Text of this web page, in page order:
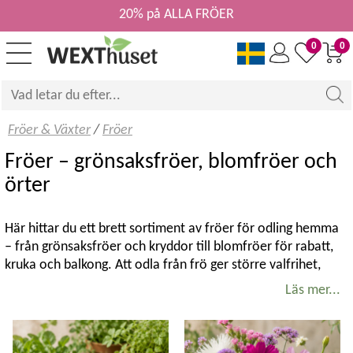
0
0
20% på ALLA FRÖER
Fröer & Växter/ Fröer
Fröer – grönsaksfröer, blomfröer och
örter
Här hittar du ett brett sortiment av fröer för odling hemma
– från grönsaksfröer och kryddor till blomfröer för rabatt,
kruka och balkong. Att odla från frö ger större valfrihet,
bättre anpassning efter växtplats och möjlighet att lyckas
Välj fröer för kruka, växthus eller friland
Läs mer...